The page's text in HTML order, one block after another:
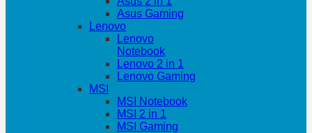
Asus Gaming
Lenovo
Lenovo
Notebook
Lenovo 2 in 1
Lenovo Gaming
MSI
MSI Notebook
MSI 2 in 1
MSI Gaming